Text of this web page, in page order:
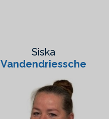
Siska
Vandendriessche